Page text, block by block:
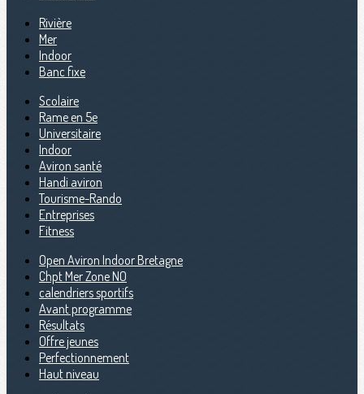
Rivière
Mer
Indoor
Banc fixe
Scolaire
Rame en 5e
Universitaire
Indoor
Aviron santé
Handi aviron
Tourisme-Rando
Entreprises
Fitness
Open Aviron Indoor Bretagne
Chpt Mer Zone NO
calendriers sportifs
Avant programme
Résultats
Offre jeunes
Perfectionnement
Haut niveau